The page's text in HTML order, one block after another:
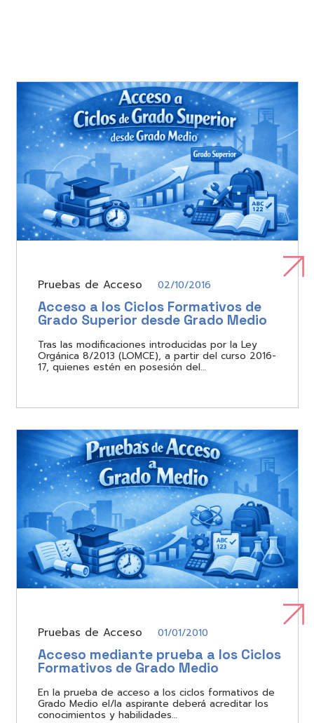
Pruebas de Acceso 02/10/2016
Acceso a los Ciclos Formativos de
Grado Superior desde Grado Medio
Tras las modificaciones introducidas por la Ley
Orgánica 8/2013 (LOMCE), a partir del curso 2016-
17, quienes estén en posesión del…
Pruebas de Acceso 01/01/2010
Acceso mediante prueba a los Ciclos
Formativos de Grado Medio
En la prueba de acceso a los ciclos formativos de
Grado Medio el/la aspirante deberá acreditar los
conocimientos y habilidades…